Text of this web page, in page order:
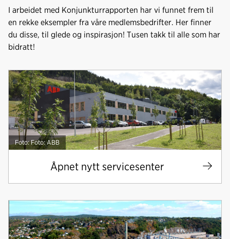
I arbeidet med Konjunkturrapporten har vi funnet frem til
en rekke eksempler fra våre medlemsbedrifter. Her finner
du disse, til glede og inspirasjon! Tusen takk til alle som har
bidratt!
Foto: Foto: ABB
Åpnet nytt servicesenter